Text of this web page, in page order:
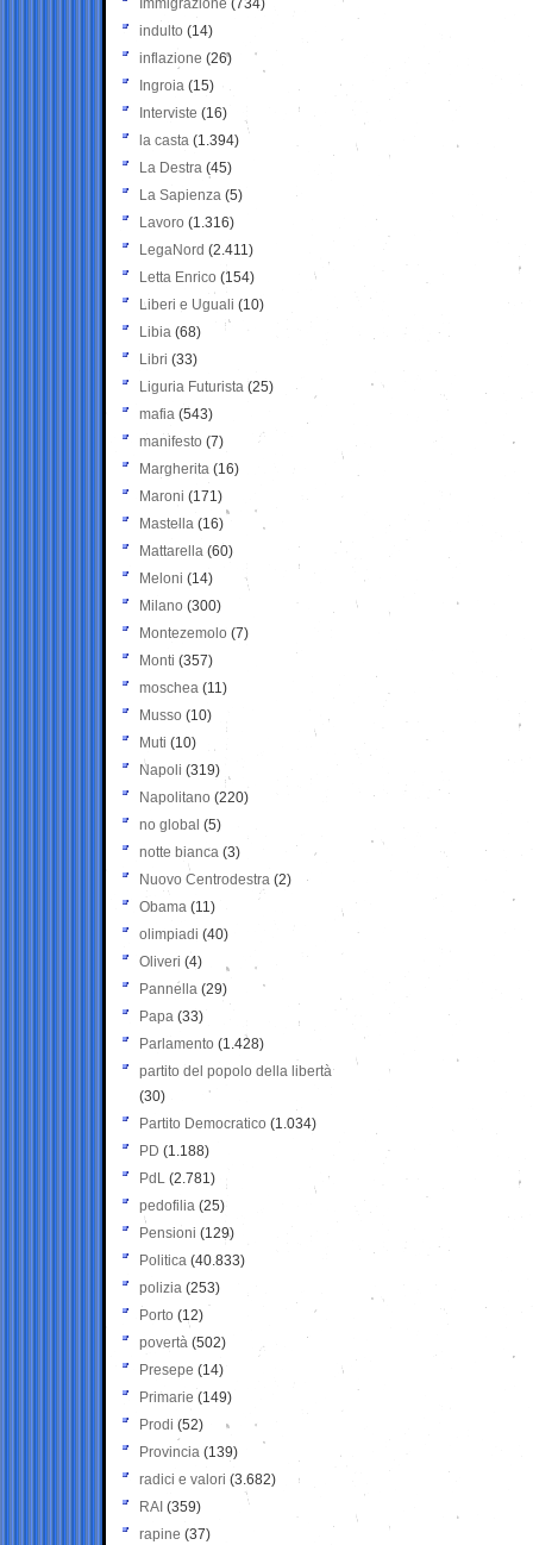
Immigrazione (734)
indulto (14)
inflazione (26)
Ingroia (15)
Interviste (16)
la casta (1.394)
La Destra (45)
La Sapienza (5)
Lavoro (1.316)
LegaNord (2.411)
Letta Enrico (154)
Liberi e Uguali (10)
Libia (68)
Libri (33)
Liguria Futurista (25)
mafia (543)
manifesto (7)
Margherita (16)
Maroni (171)
Mastella (16)
Mattarella (60)
Meloni (14)
Milano (300)
Montezemolo (7)
Monti (357)
moschea (11)
Musso (10)
Muti (10)
Napoli (319)
Napolitano (220)
no global (5)
notte bianca (3)
Nuovo Centrodestra (2)
Obama (11)
olimpiadi (40)
Oliveri (4)
Pannella (29)
Papa (33)
Parlamento (1.428)
partito del popolo della libertà
(30)
Partito Democratico (1.034)
PD (1.188)
PdL (2.781)
pedofilia (25)
Pensioni (129)
Politica (40.833)
polizia (253)
Porto (12)
povertà (502)
Presepe (14)
Primarie (149)
Prodi (52)
Provincia (139)
radici e valori (3.682)
RAI (359)
rapine (37)